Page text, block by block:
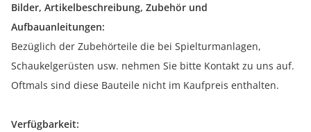
Bilder, Artikelbeschreibung, Zubehör und
Aufbauanleitungen:
Bezüglich der Zubehörteile die bei Spielturmanlagen,
Schaukelgerüsten usw. nehmen Sie bitte Kontakt zu uns auf.
Oftmals sind diese Bauteile nicht im Kaufpreis enthalten.
Verfügbarkeit: